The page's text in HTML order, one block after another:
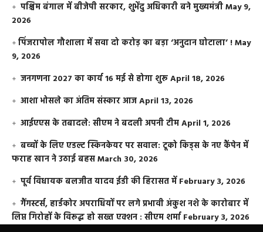
पश्चिम बंगाल में बीजेपी सरकार, शुभेंदु अधिकारी बने मुख्यमंत्रीMay 9,
2026
​पिंजरापोल गौशाला में सवा दो करोड़ का बड़ा ‘अनुदान घोटाला’ !May
9, 2026
जनगणना 2027 का कार्य 16 मई से होगा शुरूApril 18, 2026
आशा भोसले का अंतिम संस्कार आजApril 13, 2026
आईएएस के तबादले: सीएम ने बदली अपनी टीमApril 1, 2026
बच्चों के लिए एडल्ट स्किनकेयर पर सवाल: टूको किड्स के नए कैंपेन में
फराह खान ने उठाई बहसMarch 30, 2026
पूर्व विधायक बलजीत यादव ईडी की हिरासत में February 3, 2026
गैंगस्टर्स, हार्डकोर अपराधियों पर लगे प्रभावी अंकुश नशे के कारोबार में
लिप्त गिरोहों के विरूद्ध हो सख्त एक्शन : सीएम शर्मा February 3, 2026